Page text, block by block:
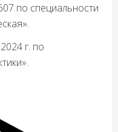
по специальности
г. по